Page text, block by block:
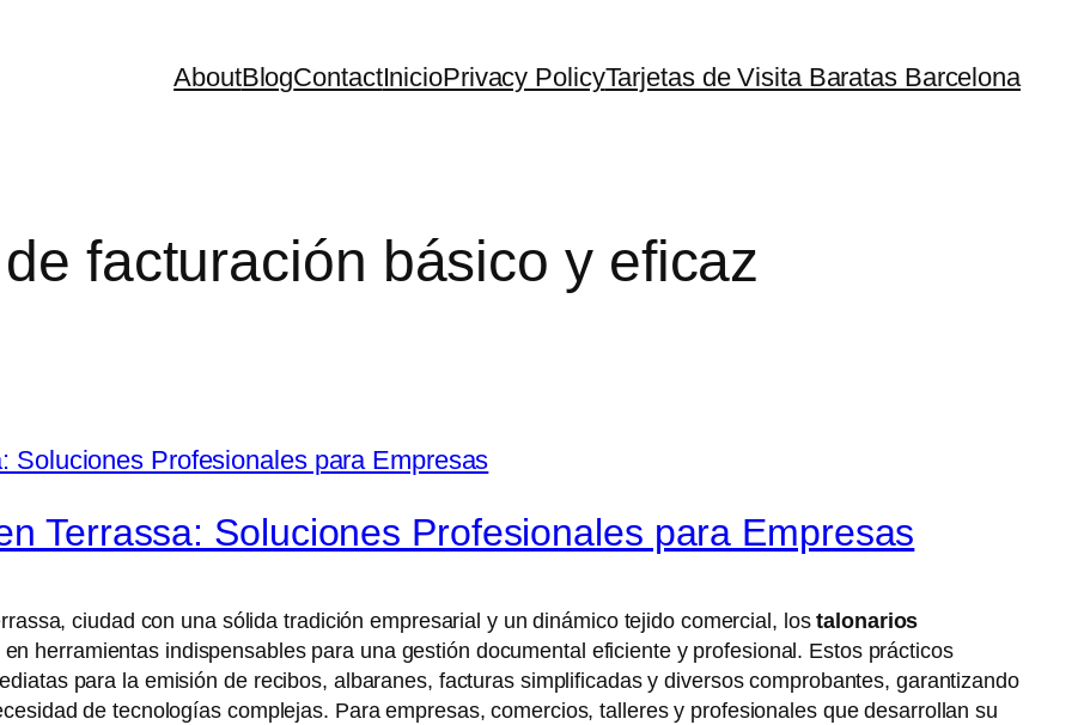
AboutBlogContactInicioPrivacy PolicyTarjetas de Visita Baratas Barcelona
facturación básico y eficaz
Terrassa: Soluciones Profesionales para Empresas
ciudad con una sólida tradición empresarial y un dinámico tejido comercial, lostalonarios
herramientas indispensables para una gestión documental eficiente y profesional. Estos prácticos
para la emisión de recibos, albaranes, facturas simplificadas y diversos comprobantes, garantizando
de tecnologías complejas. Para empresas, comercios, talleres y profesionales que desarrollan su